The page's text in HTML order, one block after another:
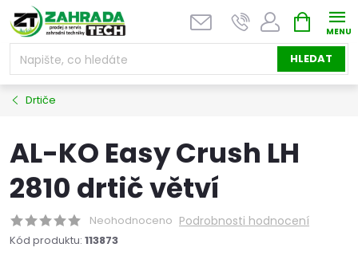
Přejít
na
obsah
HLEDAT
NÁKUPNÍ
KOŠÍK
Drtiče
AL-KO Easy Crush LH
2810 drtič větví
Neohodnoceno Podrobnosti hodnocení
Kód produktu: 113873